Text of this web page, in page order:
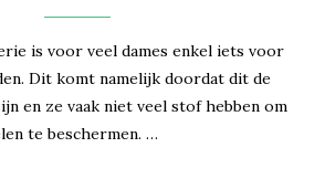
is voor veel dames enkel iets voor
Dit komt namelijk doordat dit de
en ze vaak niet veel stof hebben om
te beschermen. …